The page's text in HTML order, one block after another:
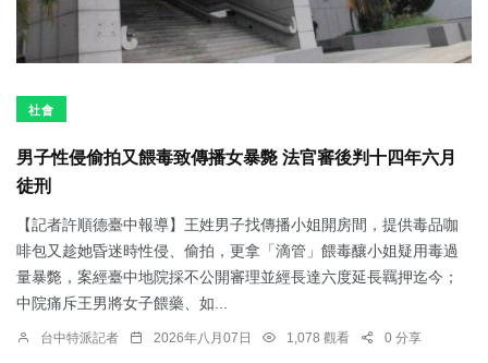
社會
男子性侵偷拍又餵毒致傳播女暴斃 法官審後判十四年六月
徒刑
【記者許順德臺中報導】王姓男子找傳播小姐開房間，提供毒品咖
啡包又趁她昏迷時性侵、偷拍，更拿「滴管」餵毒釀小姐疑用毒過
量暴斃，案經臺中地院採不公開審理並經長達六度延長羈押迄今；
中院痛斥王男將女子餵藥、如...
台中特派記者 2026年八月07日 1,078 觀看 0 分享